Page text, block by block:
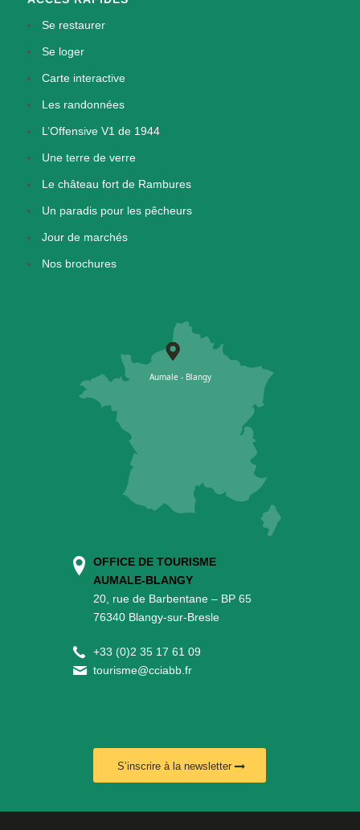
Se restaurer
Se loger
Carte interactive
Les randonnées
L’Offensive V1 de 1944
Une terre de verre
Le château fort de Rambures
Un paradis pour les pêcheurs
Jour de marchés
Nos brochures
OFFICE DE TOURISME
AUMALE-BLANGY
20, rue de Barbentane – BP 65
76340 Blangy-sur-Bresle
+33 (0)2 35 17 61 09
tourisme@cciabb.fr
S’inscrire à la newsletter